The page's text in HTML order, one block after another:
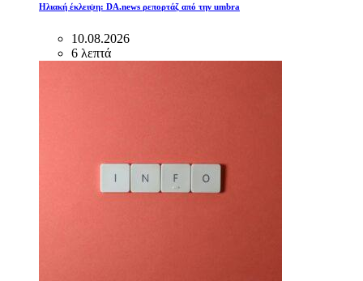
Ηλιακή έκλειψη: DA.news ρεπορτάζ από την umbra
10.08.2026
6 λεπτά